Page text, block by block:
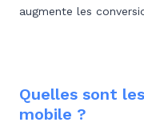
augmente les
Quelles sont
mobile ?